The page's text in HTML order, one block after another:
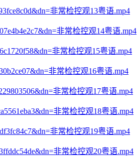
非常检控观13粤语.mp4
非常检控观14粤语.mp4
非常检控观15粤语.mp4
非常检控观16粤语.mp4
非常检控观17粤语.mp4
非常检控观18粤语.mp4
非常检控观19粤语.mp4
非常检控观20粤语.mp4